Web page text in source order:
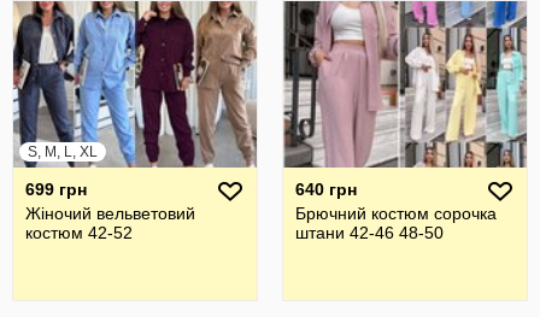
S, M, L, XL
699 грн
Жіночий вельветовий
костюм 42-52
640 грн
Брючний костюм сорочка
штани 42-46 48-50